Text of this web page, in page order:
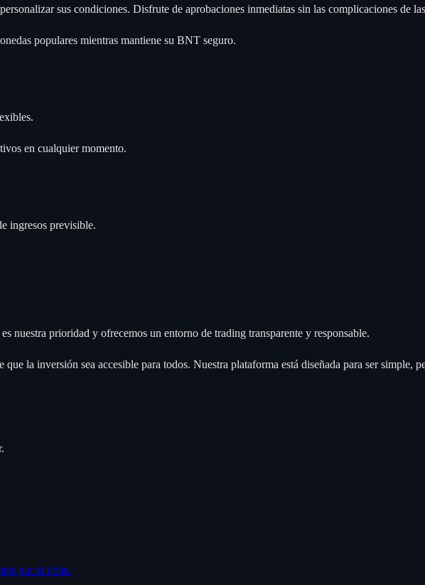
sus condiciones. Disfrute de aprobaciones inmediatas sin las complicaciones de
populares mientras mantiene su BNT seguro.
en cualquier momento.
ingresos previsible.
nuestra prioridad y ofrecemos un entorno de trading transparente y responsable.
la inversión sea accesible para todos. Nuestra plataforma está diseñada para ser simple,
por el dólar.